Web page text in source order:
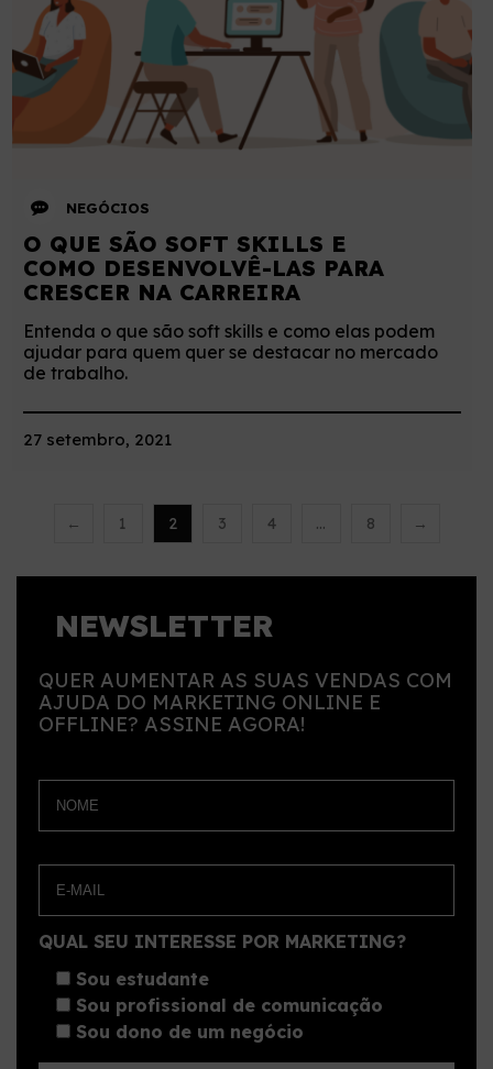
NEGÓCIOS
O QUE SÃO SOFT SKILLS E
COMO DESENVOLVÊ-LAS PARA
CRESCER NA CARREIRA
Entenda o que são soft skills e como elas podem
ajudar para quem quer se destacar no mercado
de trabalho.
27 setembro, 2021
← 1 2 3 4 … 8 →
NEWSLETTER
QUER AUMENTAR AS SUAS VENDAS COM
AJUDA DO MARKETING ONLINE E
OFFLINE? ASSINE AGORA!
QUAL SEU INTERESSE POR MARKETING?
Sou estudante
Sou profissional de comunicação
Sou dono de um negócio